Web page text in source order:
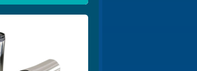
flask vacuum